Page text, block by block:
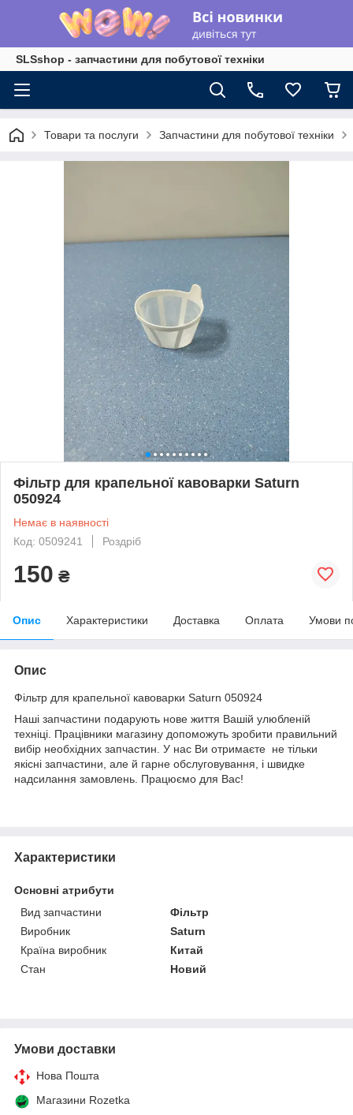
SLSshop - запчастини для побутової техніки
Товари та послуги Запчастини для побутової техніки
Фільтр для крапельної кавоварки Saturn
050924
Немає в наявності
Код: 0509241
Роздріб
150 ₴
Опис Характеристики Доставка Оплата Умови
Опис
Фільтр для крапельної кавоварки Saturn 050924
Наші запчастини подарують нове життя Вашій улюбленій
техніці. Працівники магазину допоможуть зробити правильний
вибір необхідних запчастин. У нас Ви отримаєте не тільки
якісні запчастини, але й гарне обслуговування, і швидке
надсилання замовлень. Працюємо для Вас!
Характеристики
Основні атрибути
Вид запчастини
Фільтр
Виробник
Saturn
Країна виробник
Китай
Стан
Новий
Умови доставки
Нова Пошта
Магазини Rozetka